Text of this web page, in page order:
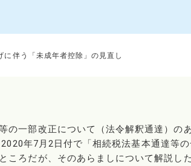
に伴う「未成年者控除」の見直し
の一部改正について（法令解釈通達）の
年7月2日付で「相続税法基本通達等
ころだが、そのあらましについて解説し